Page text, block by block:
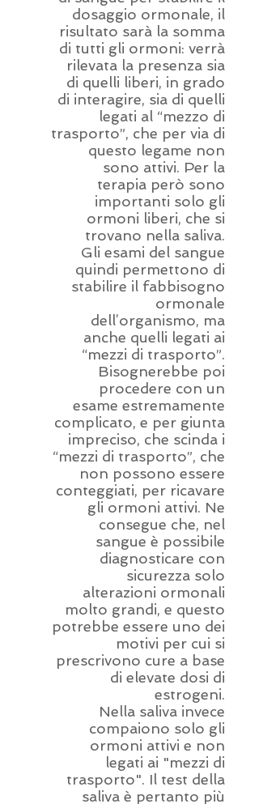
dosaggio ormonale, il
risultato sarà la somma
di tutti gli ormoni: verrà
rilevata la presenza sia
di quelli liberi, in grado
di interagire, sia di quelli
legati al “mezzo di
trasporto”, che per via di
questo legame non
sono attivi. Per la
terapia però sono
importanti solo gli
ormoni liberi, che si
trovano nella saliva.
Gli esami del sangue
quindi permettono di
stabilire il fabbisogno
ormonale
dell’organismo, ma
anche quelli legati ai
“mezzi di trasporto”.
Bisognerebbe poi
procedere con un
esame estremamente
complicato, e per giunta
impreciso, che scinda i
“mezzi di trasporto”, che
non possono essere
conteggiati, per ricavare
gli ormoni attivi. Ne
consegue che, nel
sangue è possibile
diagnosticare con
sicurezza solo
alterazioni ormonali
molto grandi, e questo
potrebbe essere uno dei
motivi per cui si
prescrivono cure a base
di elevate dosi di
estrogeni.
Nella saliva invece
compaiono solo gli
ormoni attivi e non
legati ai "mezzi di
trasporto". Il test della
saliva è pertanto più